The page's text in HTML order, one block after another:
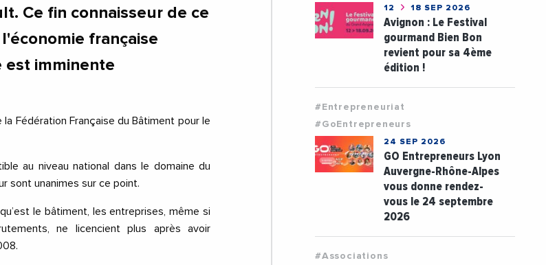
Ce fin connaisseur de ce
française
est imminente
la Fédération Française du Bâtiment pour le
au niveau national dans le domaine du
sont unanimes sur ce point.
le bâtiment, les entreprises, même si
ne licencient plus après avoir
12 18 SEP 2026
Avignon : Le Festival
gourmand Bien Bon
revient pour sa 4ème
édition !
#Entrepreneuriat
#GoEntrepreneurs
24 SEP 2026
GO Entrepreneurs Lyon
Auvergne-Rhône-Alpes
vous donne rendez-
vous le 24 septembre
2026
#Associations